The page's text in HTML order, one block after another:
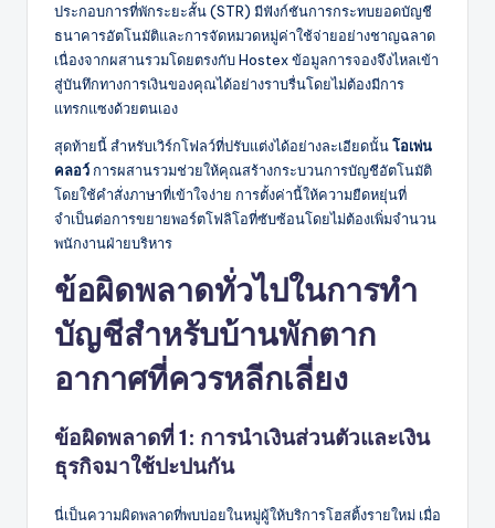
ประกอบการที่พักระยะสั้น (STR) มีฟังก์ชันการกระทบยอดบัญชี
ธนาคารอัตโนมัติและการจัดหมวดหมู่ค่าใช้จ่ายอย่างชาญฉลาด
เนื่องจากผสานรวมโดยตรงกับ Hostex ข้อมูลการจองจึงไหลเข้า
สู่บันทึกทางการเงินของคุณได้อย่างราบรื่นโดยไม่ต้องมีการ
แทรกแซงด้วยตนเอง
สุดท้ายนี้ สำหรับเวิร์กโฟลว์ที่ปรับแต่งได้อย่างละเอียดนั้นโอเพ่น
คลอว์ การผสานรวมช่วยให้คุณสร้างกระบวนการบัญชีอัตโนมัติ
โดยใช้คำสั่งภาษาที่เข้าใจง่าย การตั้งค่านี้ให้ความยืดหยุ่นที่
จำเป็นต่อการขยายพอร์ตโฟลิโอที่ซับซ้อนโดยไม่ต้องเพิ่มจำนวน
พนักงานฝ่ายบริหาร
ข้อผิดพลาดทั่วไปในการทำ
บัญชีสำหรับบ้านพักตาก
อากาศที่ควรหลีกเลี่ยง
ข้อผิดพลาดที่ 1: การนำเงินส่วนตัวและเงิน
ธุรกิจมาใช้ปะปนกัน
นี่เป็นความผิดพลาดที่พบบ่อยในหมู่ผู้ให้บริการโฮสติ้งรายใหม่ เมื่อ